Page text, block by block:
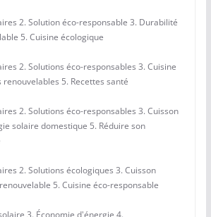
2. Solution éco-responsable 3. Durabilité
5. Cuisine écologique
2. Solutions éco-responsables 3. Cuisine
5. Recettes santé
2. Solutions éco-responsables 3. Cuisson
solaire domestique 5. Réduire son
2. Solutions écologiques 3. Cuisson
5. Cuisine éco-responsable
3. Économie d'énergie 4.